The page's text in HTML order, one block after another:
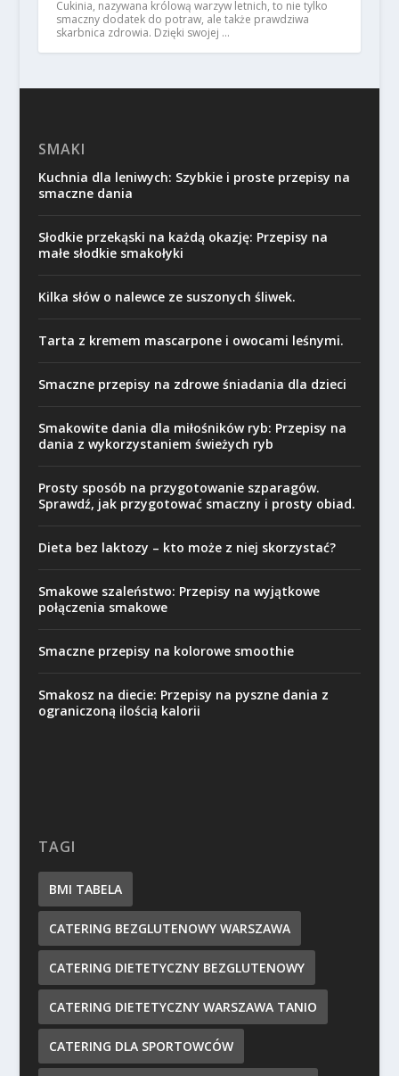
Cukinia, nazywana królową warzyw letnich, to nie tylko
smaczny dodatek do potraw, ale także prawdziwa
skarbnica zdrowia. Dzięki swojej …
SMAKI
Kuchnia dla leniwych: Szybkie i proste przepisy na
smaczne dania
Słodkie przekąski na każdą okazję: Przepisy na
małe słodkie smakołyki
Kilka słów o nalewce ze suszonych śliwek.
Tarta z kremem mascarpone i owocami leśnymi.
Smaczne przepisy na zdrowe śniadania dla dzieci
Smakowite dania dla miłośników ryb: Przepisy na
dania z wykorzystaniem świeżych ryb
Prosty sposób na przygotowanie szparagów.
Sprawdź, jak przygotować smaczny i prosty obiad.
Dieta bez laktozy – kto może z niej skorzystać?
Smakowe szaleństwo: Przepisy na wyjątkowe
połączenia smakowe
Smaczne przepisy na kolorowe smoothie
Smakosz na diecie: Przepisy na pyszne dania z
ograniczoną ilością kalorii
TAGI
BMI TABELA
CATERING BEZGLUTENOWY WARSZAWA
CATERING DIETETYCZNY BEZGLUTENOWY
CATERING DIETETYCZNY WARSZAWA TANIO
CATERING DLA SPORTOWCÓW